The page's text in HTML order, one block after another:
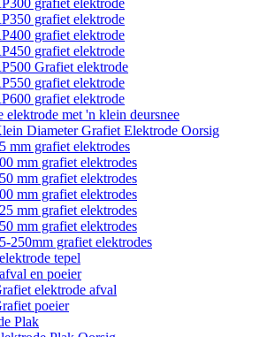
grafiet elektrode
grafiet elektrode
grafiet elektrode
grafiet elektrode
Grafiet elektrode
grafiet elektrode
grafiet elektrode
elektrode met 'n klein deursnee
Diameter Grafiet Elektrode Oorsig
mm grafiet elektrodes
mm grafiet elektrodes
mm grafiet elektrodes
mm grafiet elektrodes
mm grafiet elektrodes
mm grafiet elektrodes
250mm grafiet elektrodes
tepel
en poeier
elektrode afval
poeier
Plak